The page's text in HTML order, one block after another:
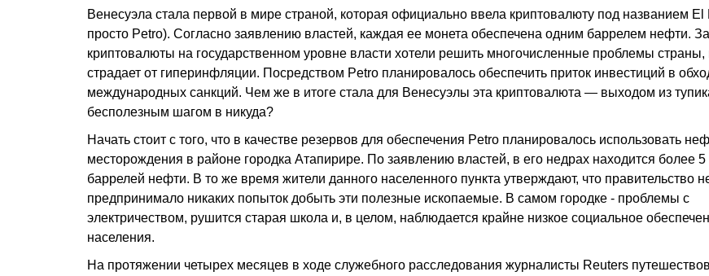
Венесуэла стала первой в мире страной, которая официально ввела криптовалюту под названием El
просто Petro). Согласно заявлению властей, каждая ее монета обеспечена одним баррелем нефти.
криптовалюты на государственном уровне власти хотели решить многочисленные проблемы страны,
страдает от гиперинфляции. Посредством Petro планировалось обеспечить приток инвестиций в
международных санкций. Чем же в итоге стала для Венесуэлы эта криптовалюта — выходом из
бесполезным шагом в никуда?
Начать стоит с того, что в качестве резервов для обеспечения Petro планировалось использовать
месторождения в районе городка Атапирире. По заявлению властей, в его недрах находится более
баррелей нефти. В то же время жители данного населенного пункта утверждают, что правительство
предпринимало никаких попыток добыть эти полезные ископаемые. В самом городке - проблемы с
электричеством, рушится старая школа и, в целом, наблюдается крайне низкое социальное
населения.
На протяжении четырех месяцев в ходе служебного расследования журналисты Reuters